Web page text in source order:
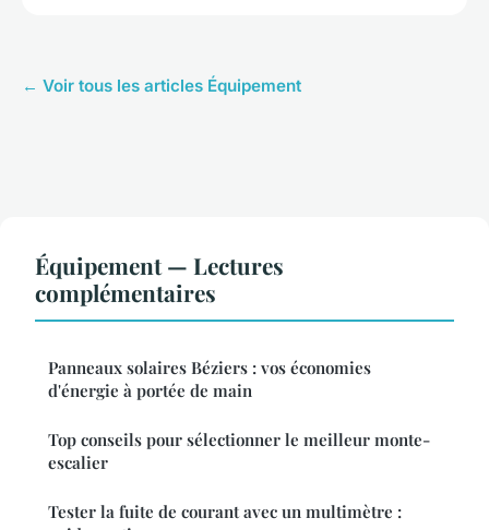
← Voir tous les articles Équipement
Équipement — Lectures
complémentaires
Panneaux solaires Béziers : vos économies
d'énergie à portée de main
Top conseils pour sélectionner le meilleur monte-
escalier
Tester la fuite de courant avec un multimètre :